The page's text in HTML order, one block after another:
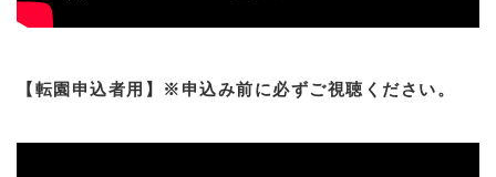
【転園申込者用】※申込み前に必ずご視聴ください。